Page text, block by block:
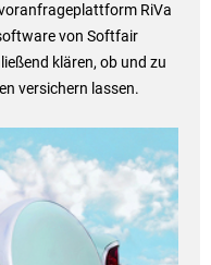
RiVa
von Softfair
klären, ob und zu
versichern lassen.